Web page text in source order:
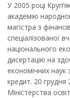
У 2005 році
академію
магістра з
спеціалізованої
національного
дисертацію на
економічних наук
кредит. 20 грудня
Міністерства